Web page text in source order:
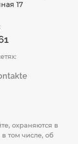
17
охраняются в
в том числе, об